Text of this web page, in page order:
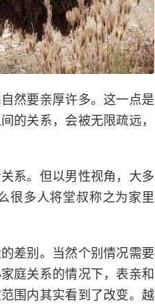
然要亲厚许多。这一点是
的关系，会被无限疏远，
系。但以男性视角，大多
很多人将堂叔称之为家里
差别。当然个别情况需要
庭关系的情况下，表亲和
围内其实看到了改变。越